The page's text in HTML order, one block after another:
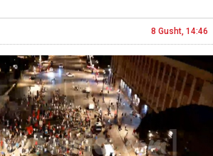
8 Gusht, 14:46